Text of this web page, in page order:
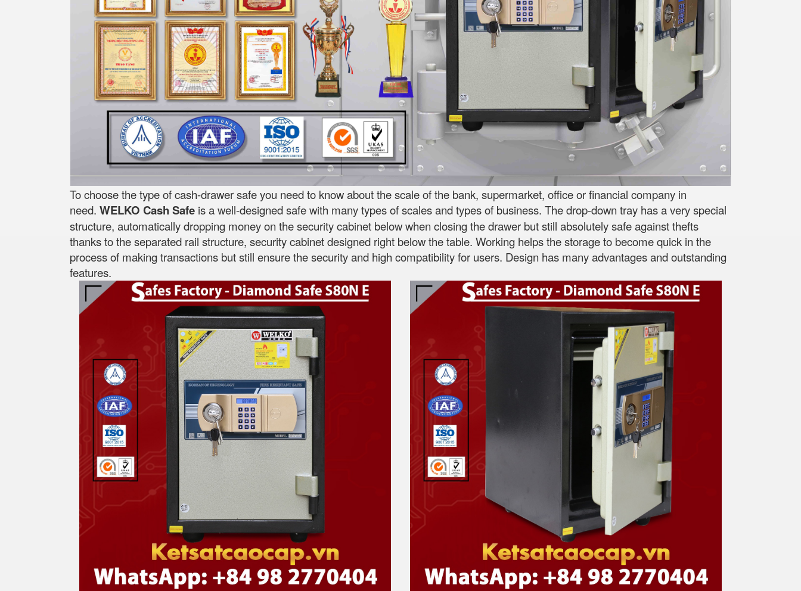
To choose the type of cash-drawer safe you need to know about the scale of the bank, supermarket, office or financial company in
need. WELKO Cash Safe is a well-designed safe with many types of scales and types of business. The drop-down tray has a very special
structure, automatically dropping money on the security cabinet below when closing the drawer but still absolutely safe against thefts
thanks to the separated rail structure, security cabinet designed right below the table. Working helps the storage to become quick in the
process of making transactions but still ensure the security and high compatibility for users. Design has many advantages and outstanding
features.